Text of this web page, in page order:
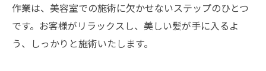
作業は、美容室での施術に欠かせないステップのひとつ
です。お客様がリラックスし、美しい髪が手に入るよ
う、しっかりと施術いたします。